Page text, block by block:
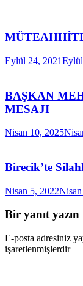
Eylül 24, 2021
BAŞKAN
MESAJI
Nisan 10, 2025
Birecik’te
Nisan 5, 2022
Bir yanıt yazın
E-posta adresiniz
işaretlenmişlerdir